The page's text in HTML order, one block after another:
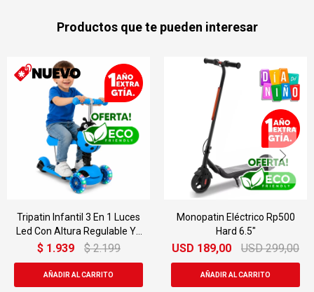
Productos que te pueden interesar
Tripatin Infantil 3 En 1 Luces
Led Con Altura Regulable Yj-
310
1.939 2.199
Monopatin Eléctrico Rp500
Hard 6.5"
USD 189,00 USD 299,00